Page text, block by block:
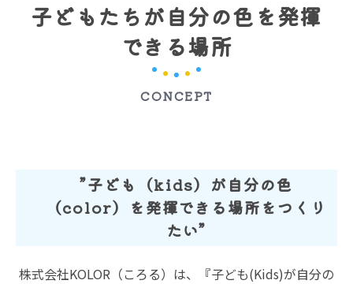
子どもたちが自分の色を発揮
できる場所
CONCEPT
”子ども（kids）が自分の色
（color）を発揮できる場所をつくり
たい”
株式会社KOLOR（ころる）は、『子ども(Kids)が自分の